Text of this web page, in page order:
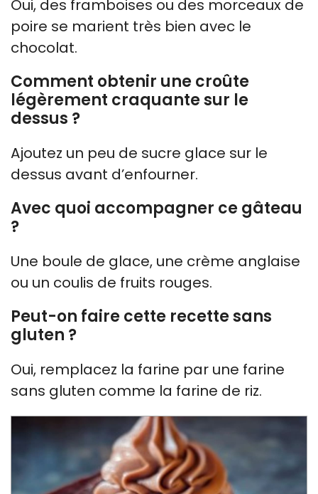
Oui, des framboises ou des morceaux de
poire se marient très bien avec le
chocolat.
Comment obtenir une croûte
légèrement craquante sur le
dessus ?
Ajoutez un peu de sucre glace sur le
dessus avant d’enfourner.
Avec quoi accompagner ce gâteau
?
Une boule de glace, une crème anglaise
ou un coulis de fruits rouges.
Peut-on faire cette recette sans
gluten ?
Oui, remplacez la farine par une farine
sans gluten comme la farine de riz.